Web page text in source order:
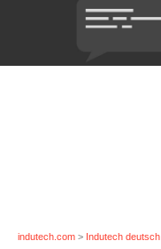
indutech.com > Indutech deutsch